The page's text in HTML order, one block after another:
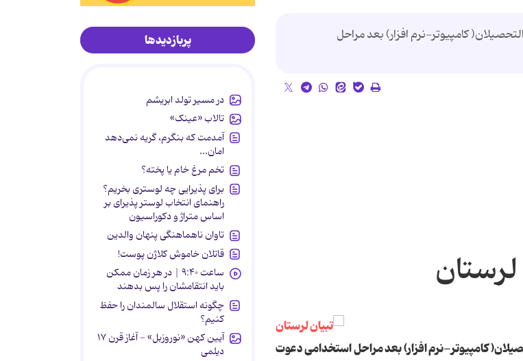
کامپيوتر-نرم افزار) بعد مراحل
کامپیوتر-نرم افزار) بعد مراحل استخدامی دعوت
پربازدیدها
در مسیر تولد ابریشم
تالاب «عینک»
آمدمت که بنگرم، گریه نمی‌دهد
امان...
تخم مرغ خام یا پخته؟
برای پذیرایی چه لوستری بخریم؟
راهنمای انتخاب لوستر پذیرای بر
اساس متراژ و دکوراسیون
تاوان ناهماهنگی پنهان والدین
قاتلان خاموش کلاژن پوست!
ساعت ۹:۴۰ | در هر زمان ممکن
باید انتقامشان را پس بدهند
چگونه استقلال سالمندان را حفظ
کنیم؟
آیین کهن «نوروزبل» - آغاز قرن ۱۷
دیلمی